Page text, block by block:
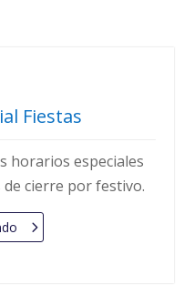
Fiestas
horarios especiales
cierre por festivo.